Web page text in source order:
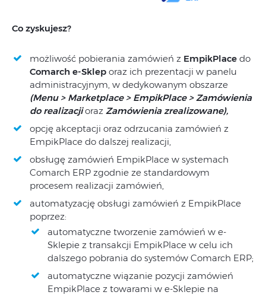
Co zyskujesz?
możliwość pobierania zamówień z EmpikPlace do
Comarch e-Sklep oraz ich prezentacji w panelu
administracyjnym, w dedykowanym obszarze
(Menu > Marketplace > EmpikPlace > Zamówienia
do realizacjioraz Zamówienia zrealizowane),
opcję akceptacji oraz odrzucania zamówień z
EmpikPlace do dalszej realizacji,
obsługę zamówień EmpikPlace w systemach
Comarch ERP zgodnie ze standardowym
procesem realizacji zamówień,
automatyzację obsługi zamówień z EmpikPlace
poprzez:
automatyczne tworzenie zamówień w e-
Sklepie z transakcji EmpikPlace w celu ich
dalszego pobrania do systemów Comarch ERP;
automatyczne wiązanie pozycji zamówień
EmpikPlace z towarami w e-Sklepie na